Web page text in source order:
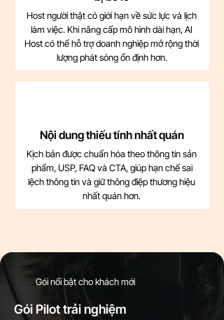
Host người thật có giới hạn về sức lực và lịch
làm việc. Khi nâng cấp mô hình dài hạn, AI
Host có thể hỗ trợ doanh nghiệp mở rộng thời
lượng phát sóng ổn định hơn.
Nội dung thiếu tính nhất quán
Kịch bản được chuẩn hóa theo thông tin sản
phẩm, USP, FAQ và CTA, giúp hạn chế sai
lệch thông tin và giữ thông điệp thương hiệu
nhất quán hơn.
Gói nổi bật cho khách mới
Gói Pilot trải nghiệm